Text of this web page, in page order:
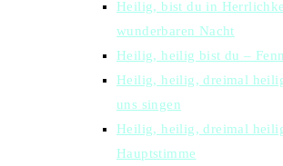
Heilig, bist du in
wunderbaren Nacht
Heilig, heilig bist du –
Heilig, heilig, dreimal
uns singen
Heilig, heilig, dreimal
Hauptstimme